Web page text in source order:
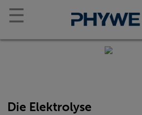
☰
Die Elektrolyse